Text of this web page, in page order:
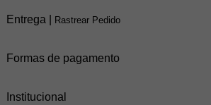
Entrega | Rastrear Pedido
Formas de pagamento
Institucional